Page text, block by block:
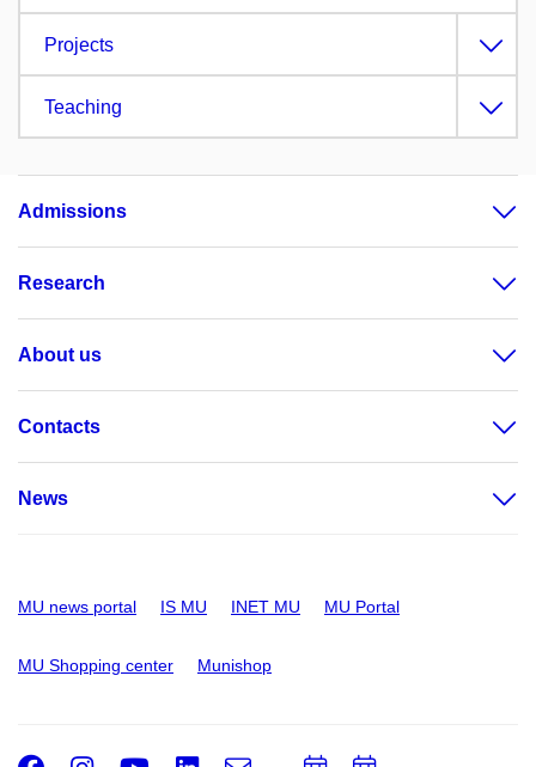
Projects
Teaching
Admissions
Research
About us
Contacts
News
MU news portal IS MU INET MU MU Portal
MU Shopping center Munishop